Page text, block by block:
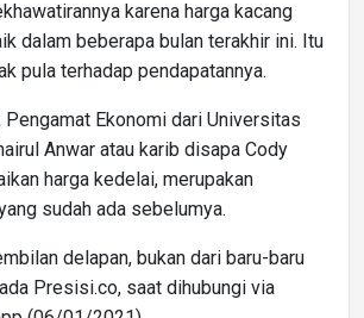
karena harga kacang
dalam beberapa bulan terakhir ini. Itu
pula terhadap pendapatannya.
Pengamat Ekonomi dari Universitas
Anwar atau karib disapa Cody
harga kedelai, merupakan
sudah ada sebelumya.
delapan, bukan dari baru-baru
Presisi.co, saat dihubungi via